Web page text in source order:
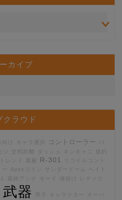
カイブ
クラウド
向け キャラ選択 コントローラー
ダッシュ
R-301
Apexコイン サンダードーム
最終アンチ 弾抜け
武器 キャラクター